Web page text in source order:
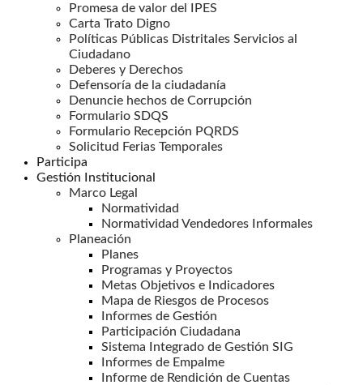
Promesa de valor del IPES
Carta Trato Digno
Políticas Públicas Distritales Servicios al
Ciudadano
Deberes y Derechos
Defensoría de la ciudadanía
Denuncie hechos de Corrupción
Formulario SDQS
Formulario Recepción PQRDS
Solicitud Ferias Temporales
Participa
Gestión Institucional
Marco Legal
Normatividad
Normatividad Vendedores Informales
Planeación
Planes
Programas y Proyectos
Metas Objetivos e Indicadores
Mapa de Riesgos de Procesos
Informes de Gestión
Participación Ciudadana
Sistema Integrado de Gestión SIG
Informes de Empalme
Informe de Rendición de Cuentas